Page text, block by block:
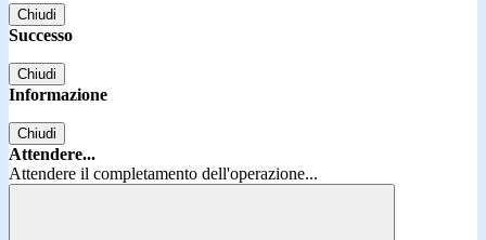
Chiudi
Successo
Chiudi
Informazione
Chiudi
Attendere...
Attendere il completamento dell'operazione...